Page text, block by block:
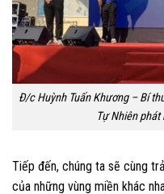
Đ/c Huỳnh Tuấn Khương – Bí
Tự Nhiên
Tiếp đến, chúng ta sẽ cùng
của những vùng miền khác